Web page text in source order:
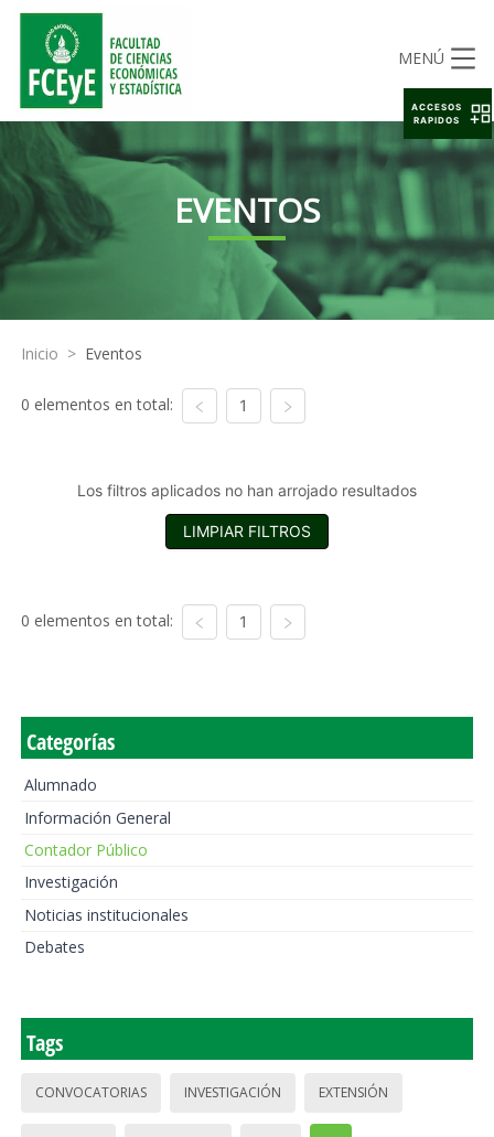
MENÚ
EVENTOS
Inicio > Eventos
0 elementos en total: 1
Los filtros aplicados no han arrojado resultados
LIMPIAR FILTROS
0 elementos en total: 1
Categorías
Alumnado
Información General
Contador Público
Investigación
Noticias institucionales
Debates
Tags
CONVOCATORIAS INVESTIGACIÓN EXTENSIÓN
ACCESOS
RAPIDOS